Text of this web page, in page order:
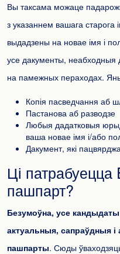
Вы таксама можаце
з указаннем вашага старога
выдадзены на новае імя і
усе дакументы,
на памежных пераходах. Яны
Копія пасведчання аб
Пастанова аб разводзе
Любыя дадатковыя
ваша новае імя і/або
Дакумент, які
Ці патрабуецца
пашпарт?
Безумоўна, усе
актуальныя, сапраўдныя
пашпарты. Сюды